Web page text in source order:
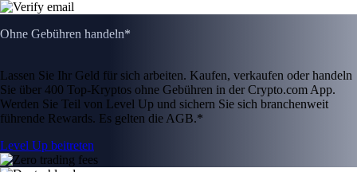
Ohne Gebühren handeln*
Lassen Sie Ihr Geld für sich arbeiten. Kaufen, verkaufen oder handeln
Sie über 400 Top-Kryptos ohne Gebühren in der Crypto.com App.
Werden Sie Teil von Level Up und sichern Sie sich branchenweit
führende Rewards. Es gelten die AGB.*
Level Up beitreten